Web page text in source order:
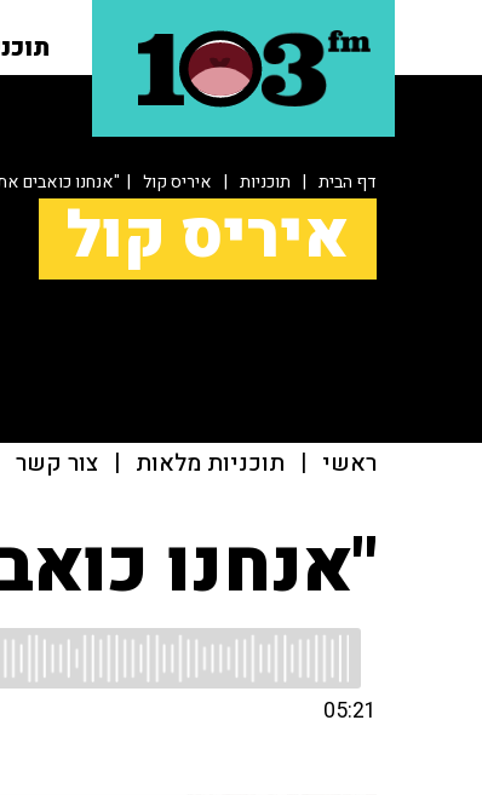
דף הבית | תוכניות | איריס קול | "אנחנו כואבים
איריס קול
ראשי | תוכניות מלאות | צור קשר
"אנחנו
05:21